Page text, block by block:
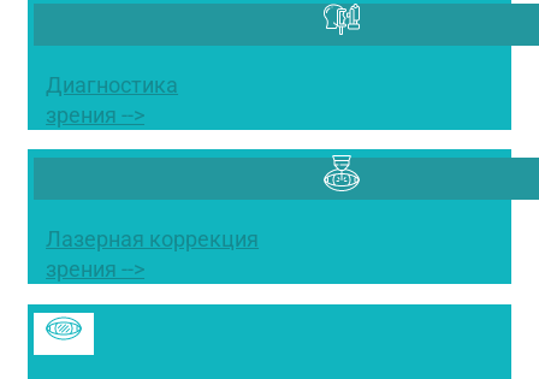
Диагностика
зрения -->
Лазерная коррекция
зрения -->